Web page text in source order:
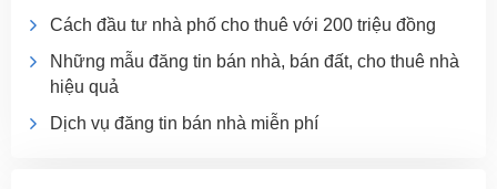
Cách đầu tư nhà phố cho thuê với 200 triệu đồng
Những mẫu đăng tin bán nhà, bán đất, cho thuê nhà
hiệu quả
Dịch vụ đăng tin bán nhà miễn phí